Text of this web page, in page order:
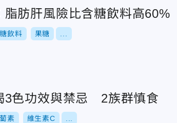
肪肝風險比含糖飲料高60%
飲料 果糖
3色功效與禁忌 2族群慎食
素 維生素C